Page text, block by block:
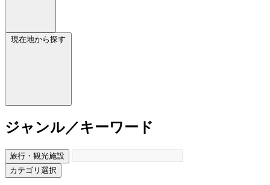
現在地から探す
ジャンル／キーワード
旅行・観光施設
カテゴリ選択